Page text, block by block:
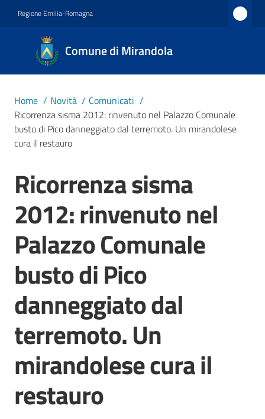
Regione Emilia-Romagna
Comune di Mirandola
Comune
di
Mirandola
1597
Novità
Servizi
Vivere
Mirandola
PNRR
C
a
Home / Novità / Comunicati /
Ricorrenza sisma 2012: rinvenuto nel Palazzo Comunale
busto di Pico danneggiato dal terremoto. Un mirandolese
cura il restauro
Salta al contenuto
Ricorrenza sisma
2012: rinvenuto nel
Palazzo Comunale
busto di Pico
danneggiato dal
terremoto. Un
mirandolese cura il
restauro